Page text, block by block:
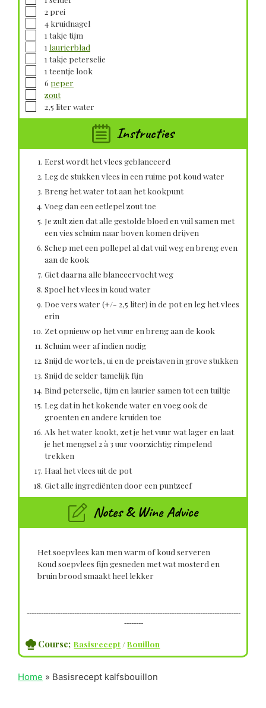
▢
2 prei
▢4 kruidnagel
▢1 takje tijm
▢1 laurierblad
▢1 takje peterselie
▢1 teentje look
▢
6 peper
▢
zout
▢
2,5 liter water
Instructies
Eerst wordt het vlees geblanceerd
Leg de stukken vlees in een ruime pot koud water
Breng het water tot aan het kookpunt
Voeg dan een eetlepel zout toe
Je zult zien dat alle gestolde bloed en vuil samen met
een vies schuim naar boven komen drijven
Schep met een pollepel al dat vuil weg en breng even
aan de kook
Giet daarna alle blanceervocht weg
Spoel het vlees in koud water
Doe vers water (+/- 2,5 liter) in de pot en leg het vlees
erin
Zet opnieuw op het vuur en breng aan de kook
Schuim weer af indien nodig
Snijd de wortels, ui en de preistaven in grove stukken
Snijd de selder tamelijk fijn
Bind peterselie, tijm en laurier samen tot een tuiltje
Leg dat in het kokende water en voeg ook de
groenten en andere kruiden toe
Als het water kookt, zet je het vuur wat lager en laat
je het mengsel 2 à 3 uur voorzichtig rimpelend
trekken
Haal het vlees uit de pot
Giet alle ingrediënten door een puntzeef
Notes & Wine Advice
Het soepvlees kan men warm of koud serveren
Koud soepvlees fijn gesneden met wat mosterd en
bruin brood smaakt heel lekker
------------------------------------------------------------------------------------------
--------
Course; Basisrecept /Bouillon
Home » Basisrecept kalfsbouillon